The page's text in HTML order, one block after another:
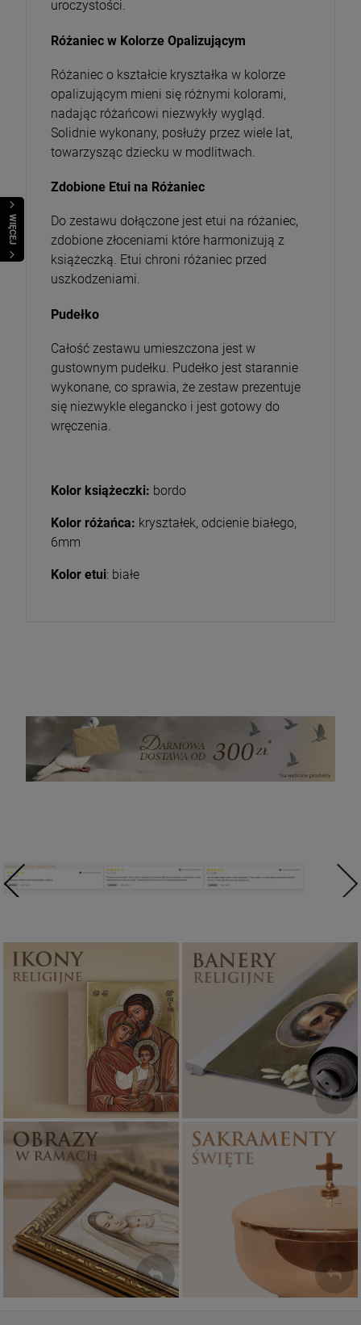
WIĘCEJ
uroczystości.
Różaniec w Kolorze Opalizującym
Różaniec o kształcie kryształka w kolorze
opalizującym mieni się różnymi kolorami,
nadając różańcowi niezwykły wygląd.
Solidnie wykonany, posłuży przez wiele lat,
towarzysząc dziecku w modlitwach.
Zdobione Etui na Różaniec
Do zestawu dołączone jest etui na różaniec,
zdobione złoceniami które harmonizują z
książeczką. Etui chroni różaniec przed
uszkodzeniami.
Pudełko
Całość zestawu umieszczona jest w
gustownym pudełku. Pudełko jest starannie
wykonane, co sprawia, że zestaw prezentuje
się niezwykle elegancko i jest gotowy do
wręczenia.
Kolor książeczki: bordo
Kolor różańca: kryształek, odcienie białego,
6mm
Kolor etui: białe
Ikony religijne
PONAD 400
WZORÓW
Banery religijne
ZOBACZ
Obrazy religijne
PIĘKNE
WZORY
Sakramenty Święte